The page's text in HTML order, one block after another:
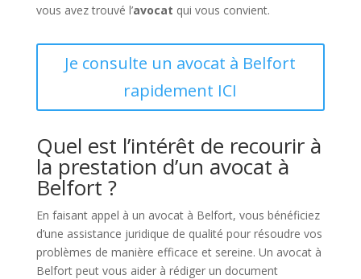
vous avez trouvé l’avocat qui vous convient.
Je consulte un avocat à Belfort
rapidement ICI
Quel est l’intérêt de recourir à
la prestation d’un avocat à
Belfort ?
En faisant appel à un avocat à Belfort, vous bénéficiez
d’une assistance juridique de qualité pour résoudre vos
problèmes de manière efficace et sereine. Un avocat à
Belfort peut vous aider à rédiger un document